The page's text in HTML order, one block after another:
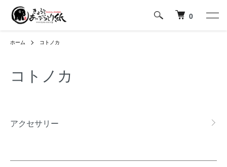
0
ホーム コトノカ
コトノカ
アクセサリー